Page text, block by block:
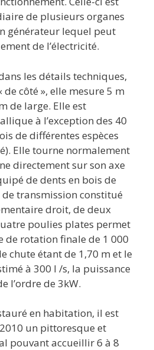
de plusieurs organes
générateur lequel peut
de l’électricité.
les détails techniques,
côté », elle mesure 5 m
de large. Elle est
à l’exception des 40
de différentes espèces
Elle tourne normalement
directement sur son axe
de dents en bois de
de transmission constitué
droit, de deux
poulies plates permet
de rotation finale de 1 000
chute étant de 1,70 m et le
à 300 l /s, la puissance
l’ordre de 3kW.
en habitation, il est
un pittoresque et
pouvant accueillir 6 à 8